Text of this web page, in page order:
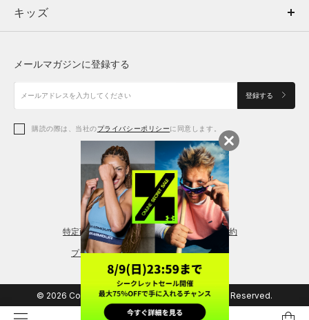
キッズ
アクセサリー
ボトムス
アクセサリー
トップス
シューズ
アクセサリー
レギンス＆タイツ
キッズ
シューズ
メールマガジンに登録する
登録する
購読の際は、当社のプライバシーポリシーに同意します。
特定商取引法に基づく通販の表記 会員規約
プライバシーポリシー
© 2026 Copyright DOME Corporation. All Rights Reserved.